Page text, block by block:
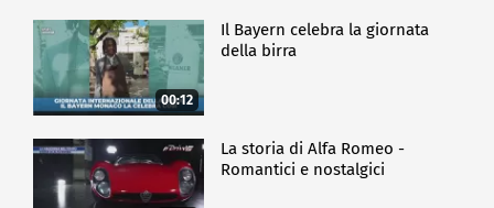
00:12
Il Bayern celebra la giornata
della birra
La storia di Alfa Romeo -
Romantici e nostalgici